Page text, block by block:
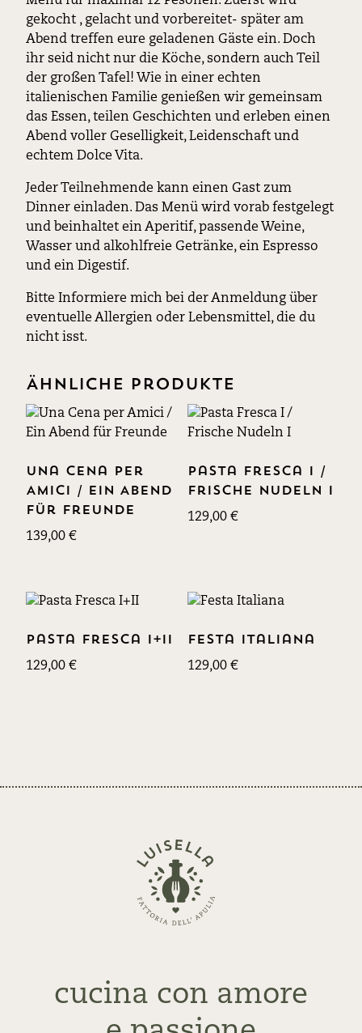
gekocht , gelacht und vorbereitet- später am
Abend treffen eure geladenen Gäste ein. Doch
ihr seid nicht nur die Köche, sondern auch Teil
der großen Tafel! Wie in einer echten
italienischen Familie genießen wir gemeinsam
das Essen, teilen Geschichten und erleben einen
Abend voller Geselligkeit, Leidenschaft und
echtem Dolce Vita.
Jeder Teilnehmende kann einen Gast zum
Dinner einladen. Das Menü wird vorab festgelegt
und beinhaltet ein Aperitif, passende Weine,
Wasser und alkohlfreie Getränke, ein Espresso
und ein Digestif.
Bitte Informiere mich bei der Anmeldung über
eventuelle Allergien oder Lebensmittel, die du
nicht isst.
Ähnliche Produkte
Una Cena per
Amici / Ein Abend
für Freunde
139,00 €
Pasta Fresca I /
Frische Nudeln I
129,00 €
Pasta Fresca I+II
129,00 €
Festa Italiana
129,00 €
Zurück
zur
Startseite
cucina con amore